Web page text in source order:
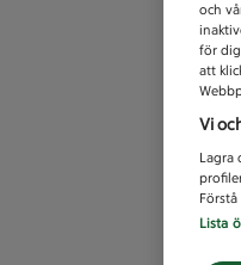
och
för
att
Vi
Lagra
Lista